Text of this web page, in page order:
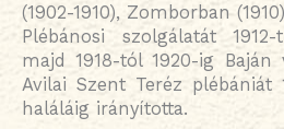
(1902-1910), Zomborban
Plébánosi szolgálatát
majd 1918-tól 1920-ig Baján
Avilai Szent Teréz plébániát
haláláig irányította.